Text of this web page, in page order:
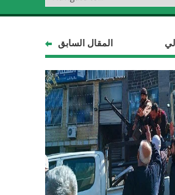
المقال السابق